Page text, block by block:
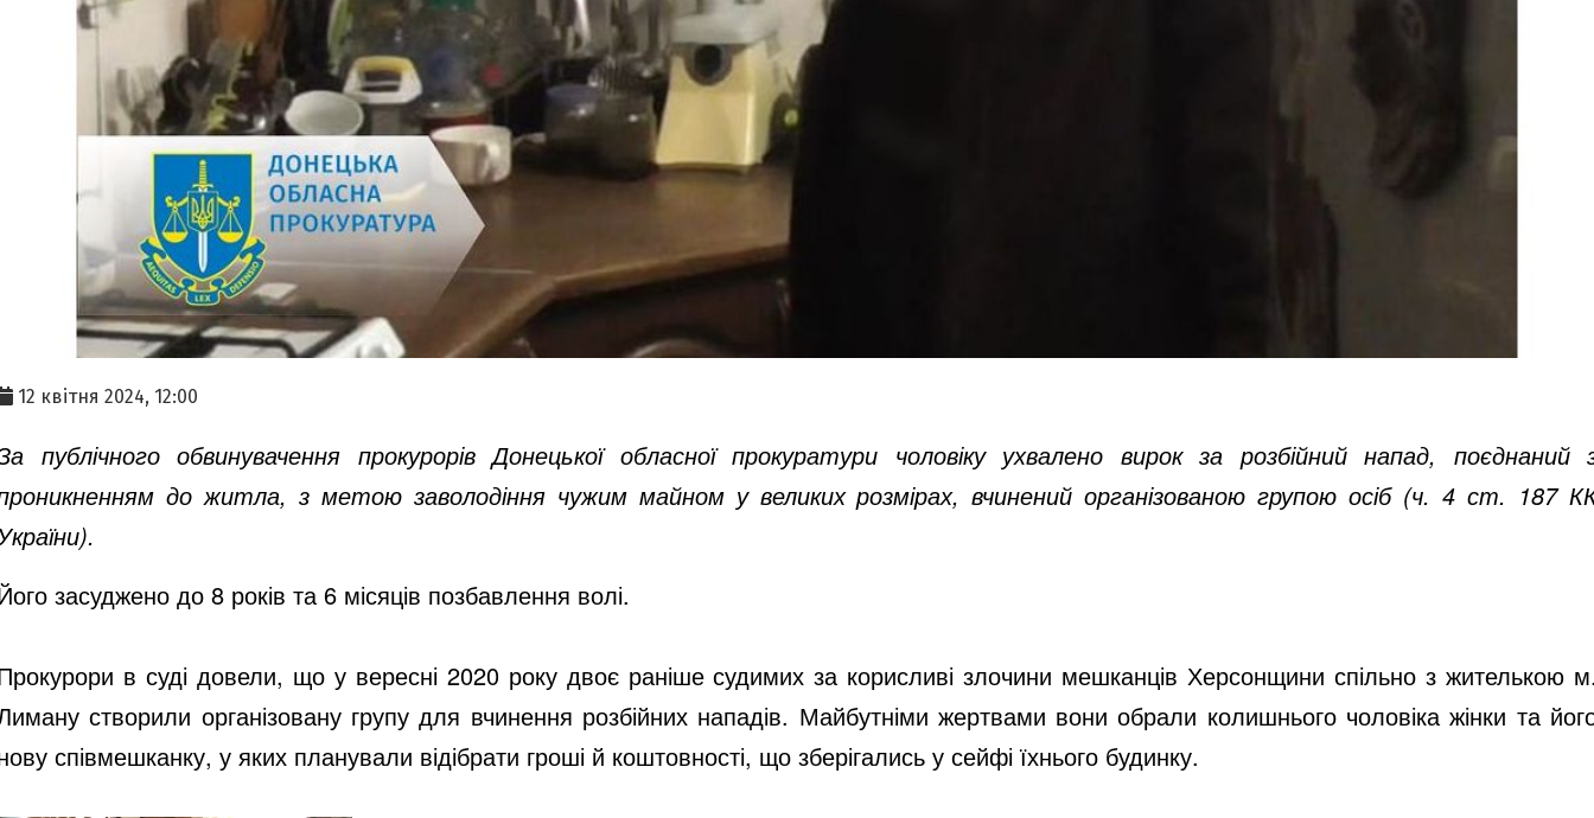
12 квітня 2024, 12:00
публічного обвинувачення прокурорів Донецької обласної прокуратури чоловіку ухвалено вирок за розбійний напад, поєднаний
до житла, з метою заволодіння чужим майном у великих розмірах, вчинений організованою групою осіб (ч. 4 ст. 187
засуджено до 8 років та 6 місяців позбавлення волі.
в суді довели, що у вересні 2020 року двоє раніше судимих за корисливі злочини мешканців Херсонщини спільно з жителькою
створили організовану групу для вчинення розбійних нападів. Майбутніми жертвами вони обрали колишнього чоловіка жінки та
співмешканку, у яких планували відібрати гроші й коштовності, що зберігались у сейфі їхнього будинку.